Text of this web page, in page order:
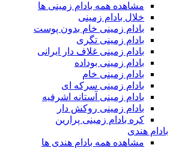
مشاهده همه بادام زمینی ها
خلال بادام زمینی
بادام زمینی خام بدون پوست
بادام زمینی تگری
بادام زمینی غلاف دار ایرانی
بادام زمینی بوداده
بادام زمینی خام
بادام زمینی سرکه ای
بادام زمینی آستانه اشرفیه
بادام زمینی روکش دار
کره بادام زمینی پرارین
بادام هندی
مشاهده همه بادام هندی ها